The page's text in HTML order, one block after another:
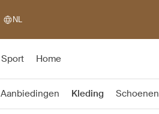
NL
Sport Home
Aanbiedingen Kleding Schoenen